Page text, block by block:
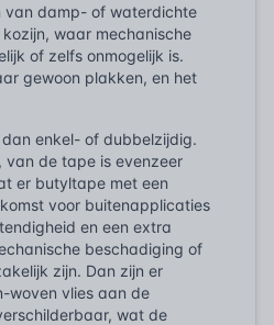
van damp- of waterdichte
waar mechanische
of zelfs onmogelijk is.
gewoon plakken, en het
enkel- of dubbelzijdig.
de tape is evenzeer
er butyltape met een
voor buitenapplicaties
en een extra
beschadiging of
zijn. Dan zijn er
woven vlies aan de
wat de